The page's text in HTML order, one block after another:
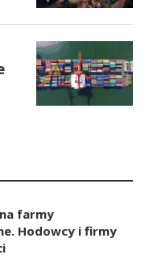
farmy
Hodowcy i firmy